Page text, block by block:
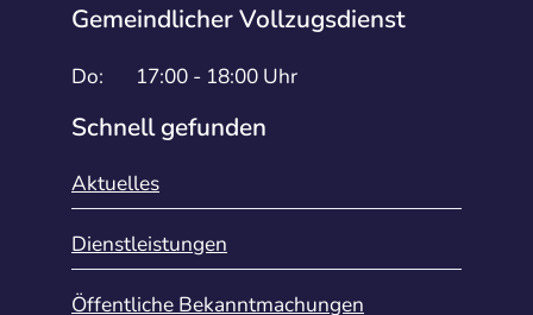
Gemeindlicher Vollzugsdienst
Do: 17:00 - 18:00 Uhr
Schnell gefunden
Aktuelles
Dienstleistungen
Öffentliche Bekanntmachungen